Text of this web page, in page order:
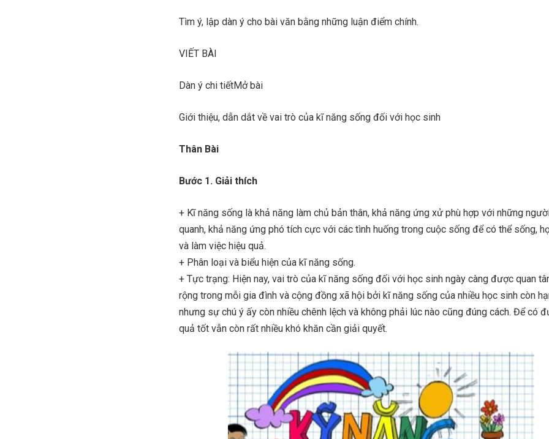
Tìm ý, lập dàn ý cho bài văn bằng những luận điểm chính.
VIẾT BÀI
Dàn ý chi tiếtMở bài
Giới thiệu, dẫn dắt về vai trò của kĩ năng sống đối với học sinh
Thân Bài
Bước 1. Giải thích
+ Kĩ năng sống là khả năng làm chủ bản thân, khả năng ứng xử phù hợp với những
quanh, khả năng ứng phó tích cực với các tình huống trong cuộc sống để có thể sống,
và làm việc hiệu quả.
+ Phân loại và biểu hiện của kĩ năng sống.
+ Tực trạng: Hiện nay, vai trò của kĩ năng sống đối với học sinh ngày càng được quan
rộng trong mỗi gia đình và cộng đồng xã hội bởi kĩ năng sống của nhiều học sinh còn
nhưng sự chú ý ấy còn nhiều chênh lệch và không phải lúc nào cũng đúng cách. Để có
quả tốt vẫn còn rất nhiều khó khăn cần giải quyết.